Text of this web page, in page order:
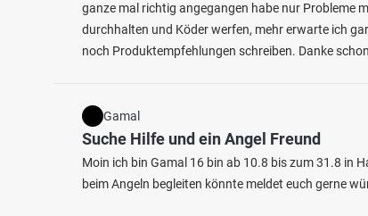
ganze mal richtig angegangen habe nur Probleme
durchhalten und Köder werfen, mehr erwarte ich
noch Produktempfehlungen schreiben. Danke
Gamal
Suche Hilfe und ein Angel Freund
Moin ich bin Gamal 16 bin ab 10.8 bis zum 31.8 in
beim Angeln begleiten könnte meldet euch gerne